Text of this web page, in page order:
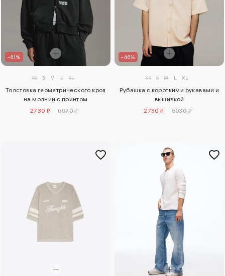
–61%
XS S M L XL
Толстовка геометрического кроя
на молнии с принтом
2730 ₽
6970 ₽
–46%
XS S M L XL
Рубашка с короткими рукавами и
вышивкой
2730 ₽
5030 ₽